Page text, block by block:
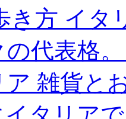
き方 イタ
代表格
雑貨と